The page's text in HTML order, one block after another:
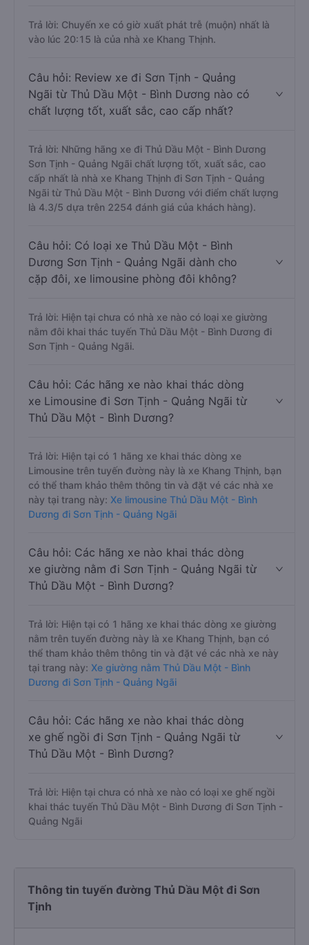
Trả lời: Chuyến xe có giờ xuất phát trễ (muộn) nhất là
vào lúc 20:15 là của nhà xe Khang Thịnh.
Câu hỏi: Review xe đi Sơn Tịnh - Quảng
Ngãi từ Thủ Dầu Một - Bình Dương nào có
chất lượng tốt, xuất sắc, cao cấp nhất?
Trả lời: Những hãng xe đi Thủ Dầu Một - Bình Dương
Sơn Tịnh - Quảng Ngãi chất lượng tốt, xuất sắc, cao
cấp nhất là nhà xe Khang Thịnh đi Sơn Tịnh - Quảng
Ngãi từ Thủ Dầu Một - Bình Dương với điểm chất lượng
là 4.3/5 dựa trên 2254 đánh giá của khách hàng).
Câu hỏi: Có loại xe Thủ Dầu Một - Bình
Dương Sơn Tịnh - Quảng Ngãi dành cho
cặp đôi, xe limousine phòng đôi không?
Trả lời: Hiện tại chưa có nhà xe nào có loại xe giường
nằm đôi khai thác tuyến Thủ Dầu Một - Bình Dương đi
Sơn Tịnh - Quảng Ngãi.
Câu hỏi: Các hãng xe nào khai thác dòng
xe Limousine đi Sơn Tịnh - Quảng Ngãi từ
Thủ Dầu Một - Bình Dương?
Trả lời: Hiện tại có 1 hãng xe khai thác dòng xe
Limousine trên tuyến đường này là xe Khang Thịnh, bạn
có thể tham khảo thêm thông tin và đặt vé các nhà xe
này tại trang này: Xe limousine Thủ Dầu Một - Bình
Dương đi Sơn Tịnh - Quảng Ngãi
Câu hỏi: Các hãng xe nào khai thác dòng
xe giường nằm đi Sơn Tịnh - Quảng Ngãi từ
Thủ Dầu Một - Bình Dương?
Trả lời: Hiện tại có 1 hãng xe khai thác dòng xe giường
nằm trên tuyến đường này là xe Khang Thịnh, bạn có
thể tham khảo thêm thông tin và đặt vé các nhà xe này
tại trang này: Xe giường nằm Thủ Dầu Một - Bình
Dương đi Sơn Tịnh - Quảng Ngãi
Câu hỏi: Các hãng xe nào khai thác dòng
xe ghế ngồi đi Sơn Tịnh - Quảng Ngãi từ
Thủ Dầu Một - Bình Dương?
Trả lời: Hiện tại chưa có nhà xe nào có loại xe ghế ngồi
khai thác tuyến Thủ Dầu Một - Bình Dương đi Sơn Tịnh -
Quảng Ngãi
Thông tin tuyến đường Thủ Dầu Một đi Sơn
Tịnh